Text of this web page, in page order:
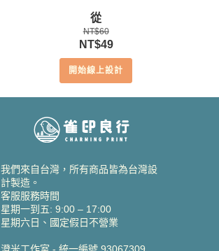
從
NT$60
原
始
價
NT$49目
前
價
開始線上設計
我們來自台灣，所有商品皆為台灣設
計製造。
客服服務時間
星期一到五: 9:00 – 17:00
星期六日、國定假日不營業